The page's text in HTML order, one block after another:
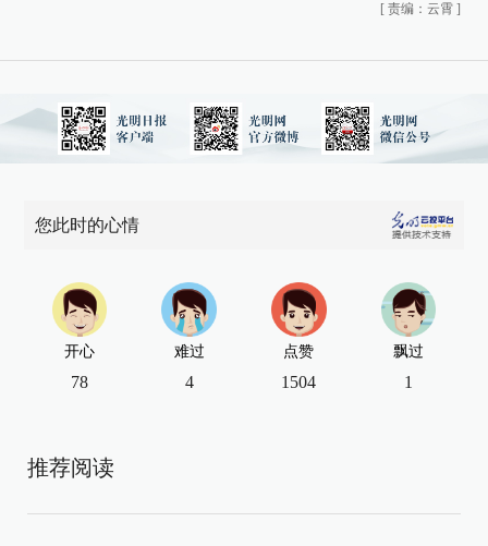
[ 责编：云霄 ]
您此时的心情
开心
78
难过
4
点赞
1504
飘过
1
推荐阅读